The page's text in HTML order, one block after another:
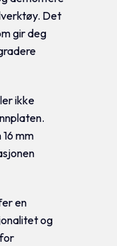
Det
gir deg
ikke
mm
en
og